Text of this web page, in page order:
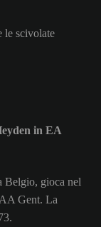
le scivolate
in EA
Belgio, gioca nel
Gent. La